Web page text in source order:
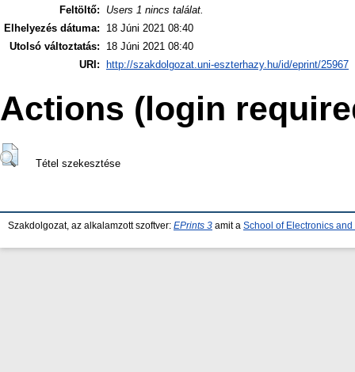
Feltöltő:
Users 1 nincs találat.
Elhelyezés dátuma:
18 Júni 2021 08:40
Utolsó változtatás:
18 Júni 2021 08:40
URI:
http://szakdolgozat.uni-eszterhazy.hu/id/eprint/25967
Actions (login
Tétel szekesztése
Szakdolgozat, az alkalamzott szoftver: EPrints 3 amit a School of Electronics